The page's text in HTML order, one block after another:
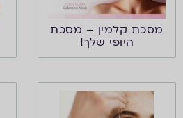
מסכת קלמין – מסכת
היופי שלך!